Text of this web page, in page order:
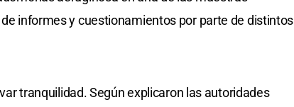
informes y cuestionamientos por parte de distintos
tranquilidad. Según explicaron las autoridades